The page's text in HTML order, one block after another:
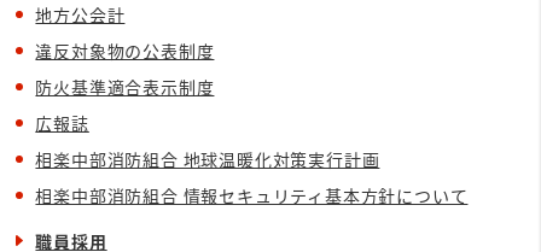
地方公会計
違反対象物の公表制度
防火基準適合表示制度
広報誌
相楽中部消防組合 地球温暖化対策実行計画
相楽中部消防組合 情報セキュリティ基本方針について
職員採用